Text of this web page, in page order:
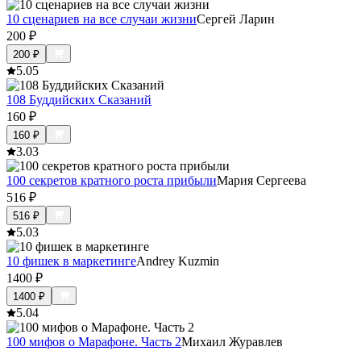
10 сценариев на все случаи жизниСергей Ларин
200 ₽
200 ₽
5.05
108 Буддийских Сказаний
160 ₽
160 ₽
3.03
100 секретов кратного роста прибылиМария Сергеева
516 ₽
516 ₽
5.03
10 фишек в маркетингеAndrey Kuzmin
1400 ₽
1400 ₽
5.04
100 мифов о Марафоне. Часть 2Михаил Журавлев